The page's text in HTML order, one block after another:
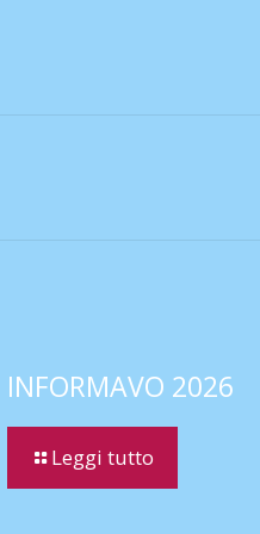
INFORMAVO 2026
Leggi tutto